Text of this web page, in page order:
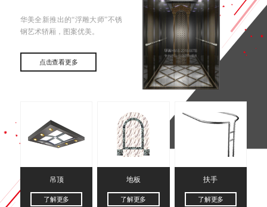
华美全新推出的“浮雕大师”不锈
钢艺术轿厢，图案优美。
点击查看更多
吊顶
了解更多
地板
了解更多
扶手
了解更多